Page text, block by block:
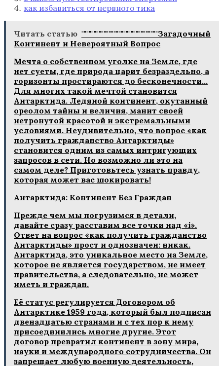
как избавиться от нервного тика
Читать статью """""""""""""""""""""""""""""""Загадочный
Континент и Невероятный Вопрос
Мечта о собственном уголке на Земле, где
нет суеты, где природа царит безраздельно, а
горизонты простираются до бесконечности...
Для многих такой мечтой становится
Антарктида. Ледяной континент, окутанный
ореолом тайны и величия, манит своей
нетронутой красотой и экстремальными
условиями. Неудивительно, что вопрос «как
получить гражданство Антарктиды»
становится одним из самых интригующих
запросов в сети. Но возможно ли это на
самом деле? Приготовьтесь узнать правду,
которая может вас шокировать!
Антарктида: Континент Без Граждан
Прежде чем мы погрузимся в детали,
давайте сразу расставим все точки над «i».
Ответ на вопрос «как получить гражданство
Антарктиды» прост и однозначен: никак.
Антарктида, это уникальное место на Земле,
которое не является государством, не имеет
правительства, а следовательно, не может
иметь и граждан.
Её статус регулируется Договором об
Антарктике 1959 года, который был подписан
двенадцатью странами и с тех пор к нему
присоединились многие другие. Этот
договор превратил континент в зону мира,
науки и международного сотрудничества. Он
запрещает любую военную деятельность,